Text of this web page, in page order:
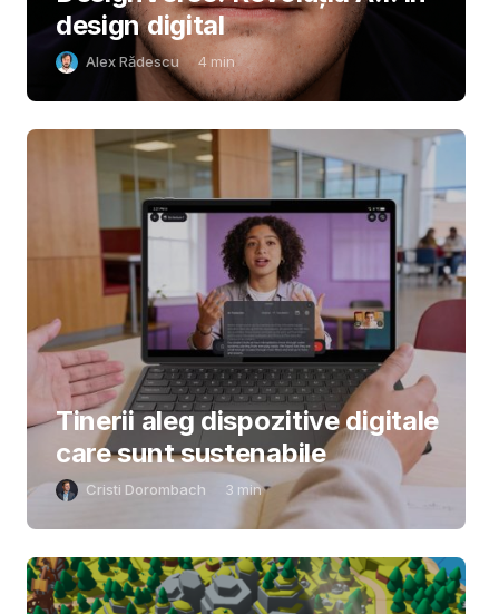
design digital
Alex Rădescu 4 min
Tinerii aleg dispozitive digitale
care sunt sustenabile
Cristi Dorombach 3 min